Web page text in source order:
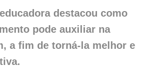
destacou como
pode auxiliar na
a fim de torná-la melhor e